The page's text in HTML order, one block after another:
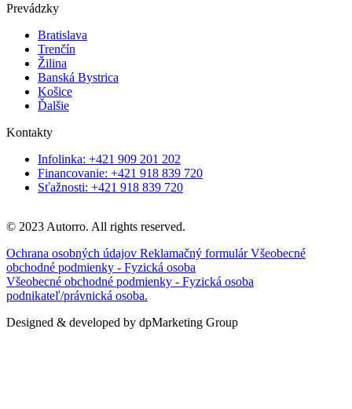
Prevádzky
Bratislava
Trenčín
Žilina
Banská Bystrica
Košice
Ďalšie
Kontakty
Infolinka: +421 909 201 202
Financovanie: +421 918 839 720
Sťažnosti: +421 918 839 720
© 2023 Autorro. All rights reserved.
Ochrana osobných údajov Reklamačný formulárVšeobecné
obchodné podmienky - Fyzická osoba
Všeobecné obchodné podmienky - Fyzická osoba
podnikateľ/právnická osoba.
Designed & developed by dpMarketing Group